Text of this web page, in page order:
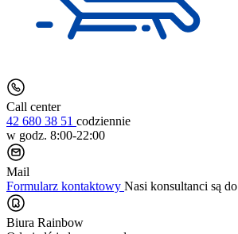
Call center
42 680 38 51 codziennie
w godz. 8:00-22:00
Mail
Formularz kontaktowy Nasi konsultanci są
Biura Rainbow